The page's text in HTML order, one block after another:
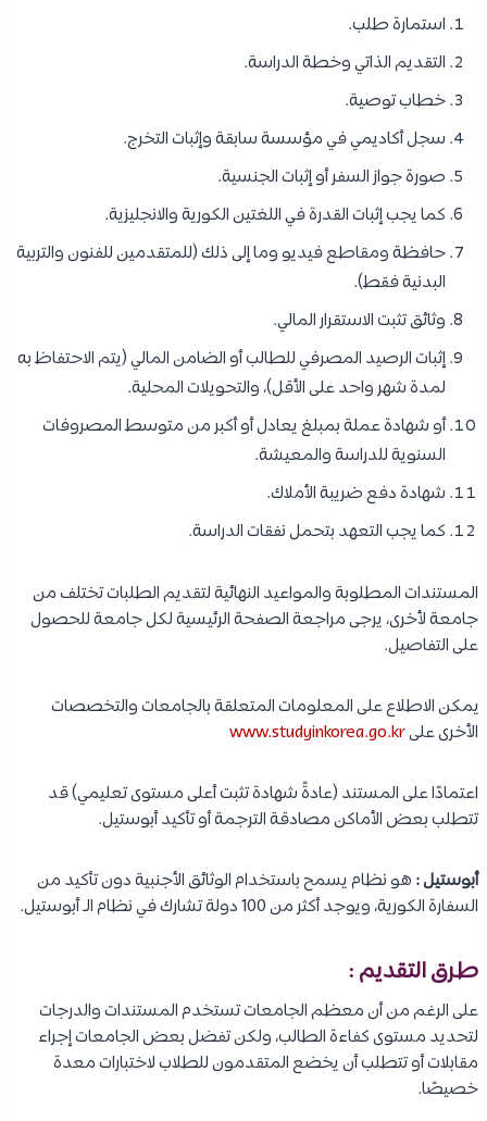
استمارة طلب.
التقديم الذاتي وخطة الدراسة.
خطاب توصية.
سجل أكاديمي في مؤسسة سابقة وإثبات التخرج.
صورة جواز السفر أو إثبات الجنسية.
كما يجب إثبات القدرة في اللغتين الكورية والانجليزية.
حافظة ومقاطع فيديو وما إلى ذلك (للمتقدمين للفنون والتربية
البدنية فقط).
وثائق تثبت الاستقرار المالي.
إثبات الرصيد المصرفي للطالب أو الضامن المالي (يتم الاحتفاظ به
لمدة شهر واحد على الأقل)، والتحويلات المحلية.
أو شهادة عملة بمبلغ يعادل أو أكبر من متوسط المصروفات
السنوية للدراسة والمعيشة.
شهادة دفع ضريبة الأملاك.
كما يجب التعهد بتحمل نفقات الدراسة.
المستندات المطلوبة والمواعيد النهائية لتقديم الطلبات تختلف من
جامعة لأخرى، يرجى مراجعة الصفحة الرئيسية لكل جامعة للحصول
على التفاصيل.
يمكن الاطلاع على المعلومات المتعلقة بالجامعات والتخصصات
الأخرى علىwww.studyinkorea.go.kr
اعتمادًا على المستند (عادةً شهادة تثبت أعلى مستوى تعليمي) قد
تتطلب بعض الأماكن مصادقة الترجمة أو تأكيد أبوستيل.
أبوستيل : هو نظام يسمح باستخدام الوثائق الأجنبية دون تأكيد من
السفارة الكورية، ويوجد أكثر من 100 دولة تشارك في نظام الـ أبوستيل.
طرق التقديم :
على الرغم من أن معظم الجامعات تستخدم المستندات والدرجات
لتحديد مستوى كفاءة الطالب، ولكن تفضل بعض الجامعات إجراء
مقابلات أو تتطلب أن يخضع المتقدمون للطلاب لاختبارات معدة
خصيصًا.